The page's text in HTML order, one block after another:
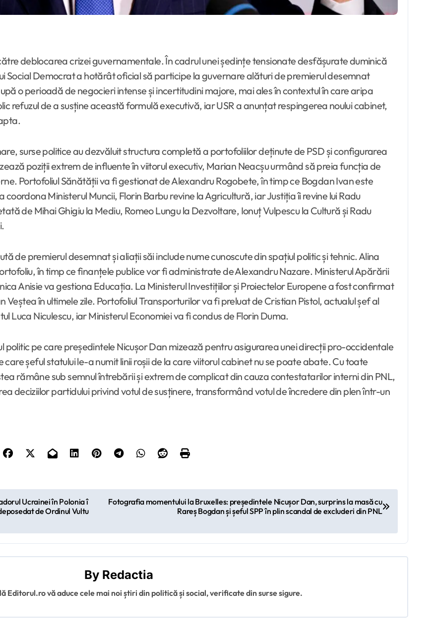
deblocarea crizei guvernamentale. În cadrul unei ședințe tensionate desfășurate duminică
Social Democrat a hotărât oficial să participe la guvernare alături de premierul desemnat
o perioadă de negocieri intense și incertitudini majore, mai ales în contextul în care aripa
refuzul de a susține această formulă executivă, iar USR a anunțat respingerea noului cabinet,
surse politice au dezvăluit structura completă a portofoliilor deținute de PSD și configurarea
poziții extrem de influente în viitorul executiv, Marian Neacșu urmând să preia funcția de
Portofoliul Sănătății va fi gestionat de Alexandru Rogobete, în timp ce Bogdan Ivan este
Ministerul Muncii, Florin Barbu revine la Agricultură, iar Justiția îi revine lui Radu
de Mihai Ghigiu la Mediu, Romeo Lungu la Dezvoltare, Ionuț Vulpescu la Cultură și Radu
de premierul desemnat și aliații săi include nume cunoscute din spațiul politic și tehnic. Alina
în timp ce finanțele publice vor fi administrate de Alexandru Nazare. Ministerul Apărării
Anisie va gestiona Educația. La Ministerul Investițiilor și Proiectelor Europene a fost confirmat
în ultimele zile. Portofoliul Transporturilor va fi preluat de Cristian Pistol, actualul șef al
Luca Niculescu, iar Ministerul Economiei va fi condus de Florin Duma.
pe care președintele Nicușor Dan mizează pentru asigurarea unei direcții pro-occidentale
șeful statului le-a numit linii roșii de la care viitorul cabinet nu se poate abate. Cu toate
rămâne sub semnul întrebării și extrem de complicat din cauza contestatarilor interni din PNL,
deciziilor partidului privind votul de susținere, transformând votul de încredere din plen într-un
Ucrainei în Polonia î
de Ordinul Vultu
Fotografia momentului la Bruxelles: președintele Nicușor Dan, surprins la masă cu
Rareș Bogdan și șeful SPP în plin scandal de excluderi din PNL
By Redactia
Editorul.ro vă aduce cele mai noi știri din politică și social, verificate din surse sigure.